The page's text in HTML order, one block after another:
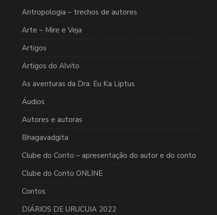
Antropologia – trechos de autores
Arte – Mire e Veja
Artigos
Artigos do Alvito
As aventuras da Dra. Eu Ka Liptus
Áudios
Autores e autoras
Bhagavadgita
Clube do Conto – apresentação do autor e do conto
Clube do Conto ONLINE
Contos
DIÁRIOS DE URUCUIA 2022